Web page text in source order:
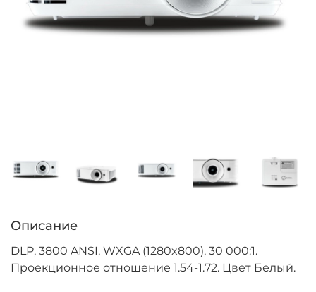
Описание
DLP, 3800 ANSI, WXGA (1280x800), 30 000:1.
Проекционное отношение 1.54-1.72. Цвет Белый.